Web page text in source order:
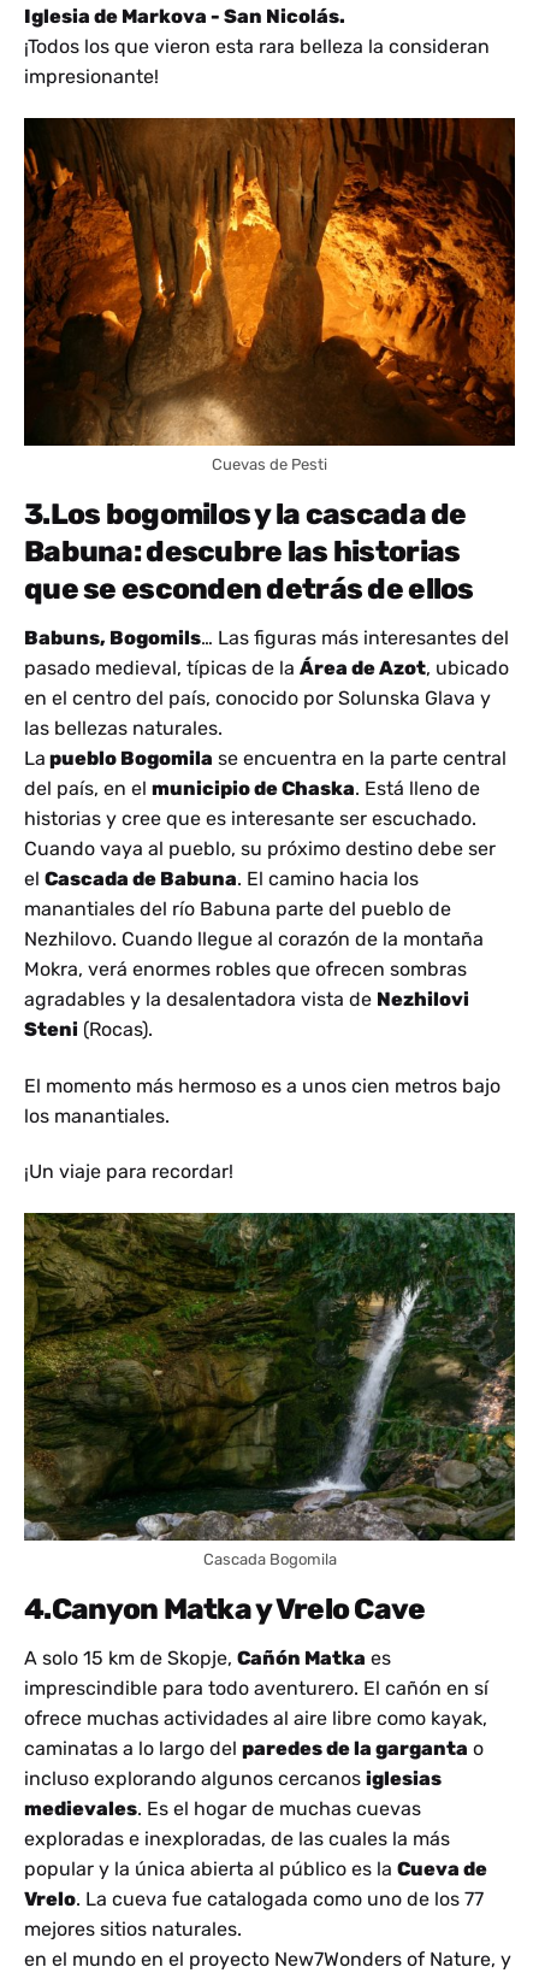
Iglesia de Markova - San Nicolás.
¡Todos los que vieron esta rara belleza la consideran
impresionante!
Cuevas de Pesti
3.Los bogomilos y la cascada de
Babuna: descubre las historias
que se esconden detrás de ellos
Babuns, Bogomils… Las figuras más interesantes del
pasado medieval, típicas de la Área de Azot, ubicado
en el centro del país, conocido por Solunska Glava y
las bellezas naturales.
La pueblo Bogomila se encuentra en la parte central
del país, en el municipio de Chaska. Está lleno de
historias y cree que es interesante ser escuchado.
Cuando vaya al pueblo, su próximo destino debe ser
el Cascada de Babuna. El camino hacia los
manantiales del río Babuna parte del pueblo de
Nezhilovo. Cuando llegue al corazón de la montaña
Mokra, verá enormes robles que ofrecen sombras
agradables y la desalentadora vista de Nezhilovi
Steni (Rocas).
El momento más hermoso es a unos cien metros bajo
los manantiales.
¡Un viaje para recordar!
Cascada Bogomila
4.Canyon Matka y Vrelo Cave
A solo 15 km de Skopje, Cañón Matka es
imprescindible para todo aventurero. El cañón en sí
ofrece muchas actividades al aire libre como kayak,
caminatas a lo largo del paredes de la garganta o
incluso explorando algunos cercanos iglesias
medievales. Es el hogar de muchas cuevas
exploradas e inexploradas, de las cuales la más
popular y la única abierta al público es la Cueva de
Vrelo. La cueva fue catalogada como uno de los 77
mejores sitios naturales.
en el mundo en el proyecto New7Wonders of Nature, y